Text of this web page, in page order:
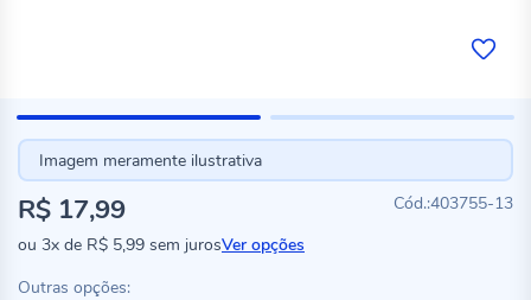
Imagem meramente ilustrativa
403755-13
R$ 17,99
ou 3x de R$ 5,99 sem jurosVer opções
Outras opções: